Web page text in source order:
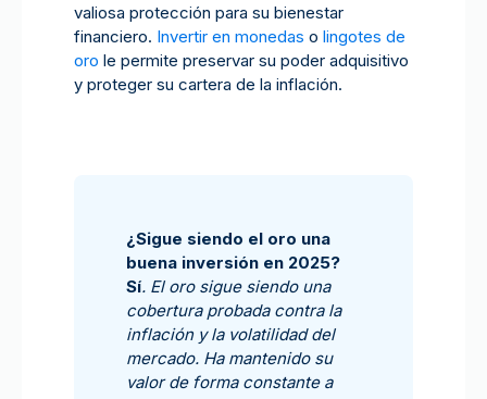
valiosa protección para su bienestar
financiero. Invertir en monedas o lingotes de
oro le permite preservar su poder adquisitivo
y proteger su cartera de la inflación.
¿Sigue siendo el oro una
buena inversión en 2025?
Sí. El oro sigue siendo una
cobertura probada contra la
inflación y la volatilidad del
mercado. Ha mantenido su
valor de forma constante a